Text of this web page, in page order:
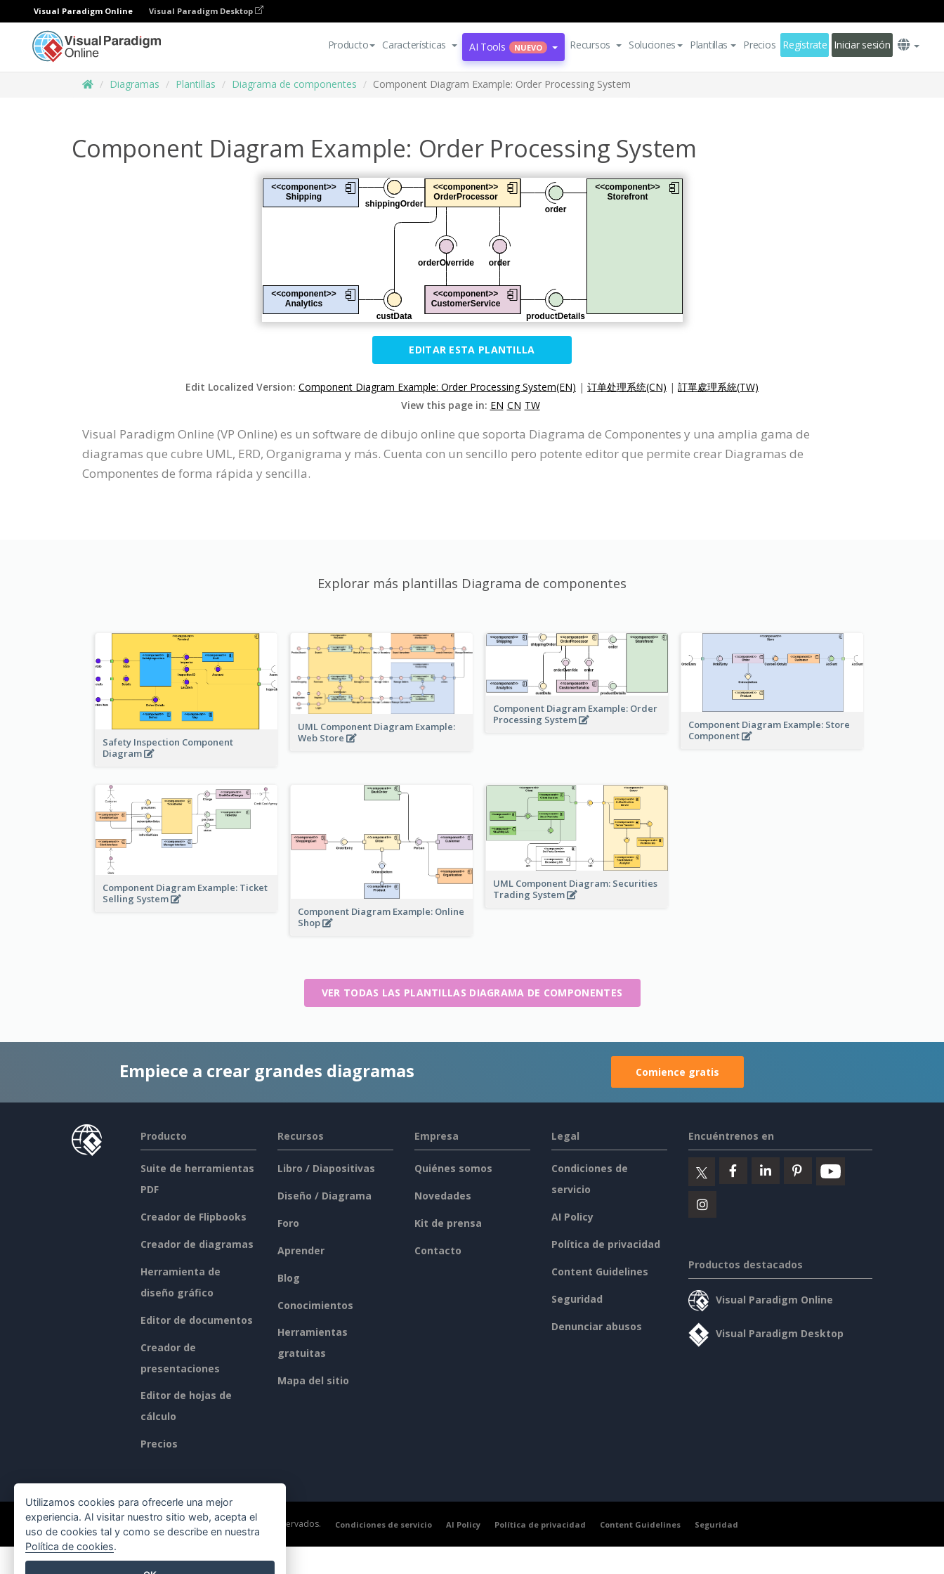
Visual Paradigm Online Visual Paradigm Desktop
Producto Características AI Tools NUEVO Recursos Soluciones Plantillas Precios Regístrate Iniciar sesión
Diagramas Plantillas Diagrama de componentes Component Diagram Example: Order Processing System
Component Diagram Example: Order Processing System
EDITAR ESTA PLANTILLA
Edit Localized Version: Component Diagram Example: Order Processing System(EN) | 订单处理系统(CN) | 訂單處理系統(TW)
View this page in: EN CN TW
Visual Paradigm Online (VP Online) es un software de dibujo online que soporta Diagrama de Componentes y una amplia gama de
diagramas que cubre UML, ERD, Organigrama y más. Cuenta con un sencillo pero potente editor que permite crear Diagramas de
Componentes de forma rápida y sencilla.
Explorar más plantillas Diagrama de componentes
Safety Inspection Component
Diagram
UML Component Diagram Example:
Web Store
Component Diagram Example: Order
Processing System
Component Diagram Example: Store
Component
Component Diagram Example: Ticket
Selling System
Component Diagram Example: Online
Shop
UML Component Diagram: Securities
Trading System
VER TODAS LAS PLANTILLAS DIAGRAMA DE COMPONENTES
Empiece a crear grandes diagramas Comience gratis
Producto
Suite de herramientas
PDF
Creador de Flipbooks
Creador de diagramas
Herramienta de
diseño gráfico
Editor de documentos
Creador de
presentaciones
Editor de hojas de
cálculo
Precios
Recursos
Libro / Diapositivas
Diseño / Diagrama
Foro
Aprender
Blog
Conocimientos
Herramientas
gratuitas
Mapa del sitio
Empresa
Quiénes somos
Novedades
Kit de prensa
Contacto
Legal
Condiciones de
servicio
AI Policy
Política de privacidad
Content Guidelines
Seguridad
Denunciar abusos
Encuéntrenos en
Productos destacados
Visual Paradigm Online
Visual Paradigm Desktop
©2026 by Visual Paradigm. Todos los derechos reservados. Condiciones de servicio AI Policy Política de privacidad Content Guidelines Seguridad
Utilizamos cookies para ofrecerle una mejor
experiencia. Al visitar nuestro sitio web, acepta el
uso de cookies tal y como se describe en nuestra
Política de cookies.